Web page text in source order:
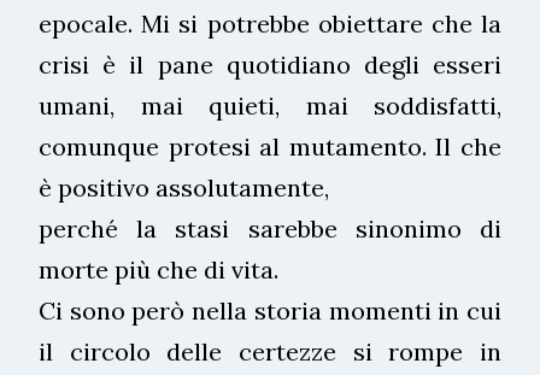
epocale. Mi si potrebbe obiettare che la
crisi è il pane quotidiano degli esseri
umani, mai quieti, mai soddisfatti,
comunque protesi al mutamento. Il che
è positivo assolutamente,
perché la stasi sarebbe sinonimo di
morte più che di vita.
Ci sono però nella storia momenti in cui
il circolo delle certezze si rompe in